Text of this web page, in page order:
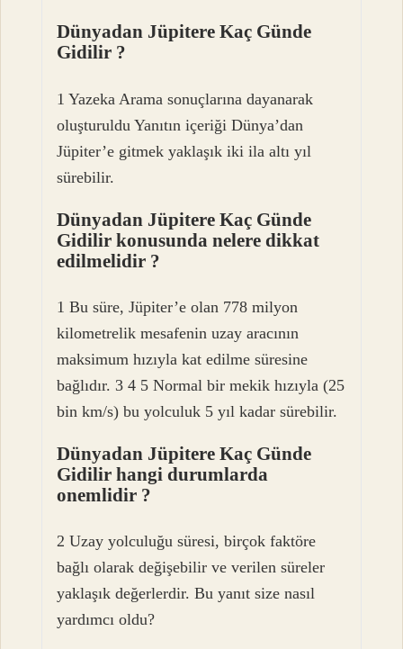
Dünyadan Jüpitere Kaç Günde
Gidilir ?
1 Yazeka Arama sonuçlarına dayanarak
oluşturuldu Yanıtın içeriği Dünya’dan
Jüpiter’e gitmek yaklaşık iki ila altı yıl
sürebilir.
Dünyadan Jüpitere Kaç Günde
Gidilir konusunda nelere dikkat
edilmelidir ?
1 Bu süre, Jüpiter’e olan 778 milyon
kilometrelik mesafenin uzay aracının
maksimum hızıyla kat edilme süresine
bağlıdır. 3 4 5 Normal bir mekik hızıyla (25
bin km/s) bu yolculuk 5 yıl kadar sürebilir.
Dünyadan Jüpitere Kaç Günde
Gidilir hangi durumlarda
onemlidir ?
2 Uzay yolculuğu süresi, birçok faktöre
bağlı olarak değişebilir ve verilen süreler
yaklaşık değerlerdir. Bu yanıt size nasıl
yardımcı oldu?